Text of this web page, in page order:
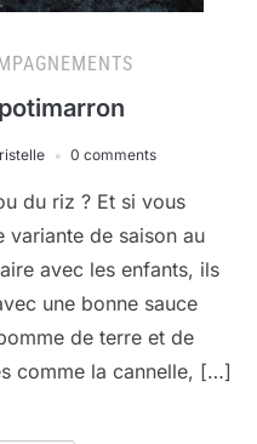
0 comments
du riz ? Et si vous
variante de saison au
avec les enfants, ils
une bonne sauce
de terre et de
comme la cannelle, […]